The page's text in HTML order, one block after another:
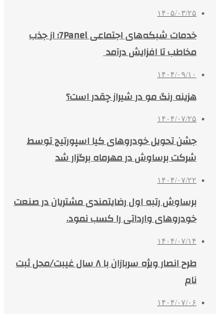
۱۴۰۵/۰۳/۲۵
خدمات شبکه‌های اجتماعی 7Panel؛ از جذب
مخاطب تا افزایش درآمد
۱۴۰۴/۰۹/۱۰
هزینه رنگ مو در شیراز چقدر است؟
۱۴۰۴/۰۷/۲۵
جشن تحویل خودروهای کیا اسپورتیج توسط
شرکت برساوش در مهرماه برگزار شد
۱۴۰۴/۰۷/۲۲
برساوش رتبه اول رضایتمندی مشتریان در صنعت
خودروهای وارداتی را کسب نمود.
۱۴۰۴/۰۷/۱۴
طرح انصار ویژه سربازان با ۸ سال غیبت/محل ثبت
نام
۱۴۰۴/۰۷/۰۶